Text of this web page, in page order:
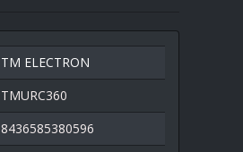
TM ELECTRON
TMURC360
8436585380596